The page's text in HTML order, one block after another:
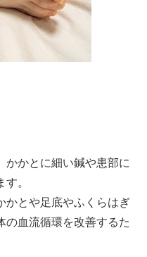
かかとに細い鍼や患部に
。
かとや足底やふくらはぎ
の血流循環を改善するた